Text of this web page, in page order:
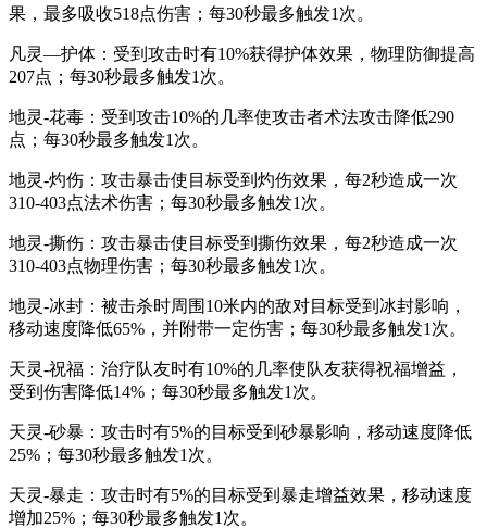
果，最多吸收518点伤害；每30秒最多触发1次。
凡灵—护体：受到攻击时有10%获得护体效果，物理防御提高
207点；每30秒最多触发1次。
地灵-花毒：受到攻击10%的几率使攻击者术法攻击降低290
点；每30秒最多触发1次。
地灵-灼伤：攻击暴击使目标受到灼伤效果，每2秒造成一次
310-403点法术伤害；每30秒最多触发1次。
地灵-撕伤：攻击暴击使目标受到撕伤效果，每2秒造成一次
310-403点物理伤害；每30秒最多触发1次。
地灵-冰封：被击杀时周围10米内的敌对目标受到冰封影响，
移动速度降低65%，并附带一定伤害；每30秒最多触发1次。
天灵-祝福：治疗队友时有10%的几率使队友获得祝福增益，
受到伤害降低14%；每30秒最多触发1次。
天灵-砂暴：攻击时有5%的目标受到砂暴影响，移动速度降低
25%；每30秒最多触发1次。
天灵-暴走：攻击时有5%的目标受到暴走增益效果，移动速度
增加25%；每30秒最多触发1次。